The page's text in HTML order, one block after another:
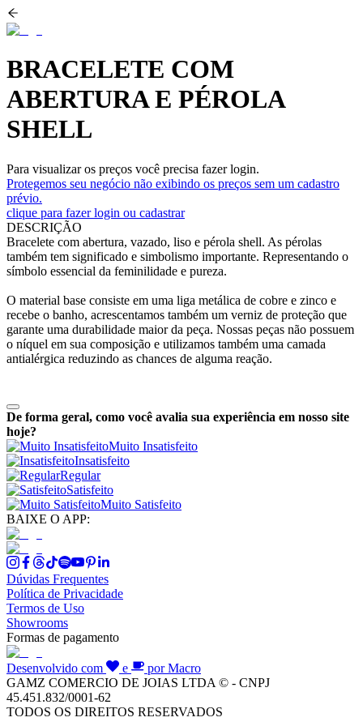
BRACELETE COM
ABERTURA E PÉROLA
SHELL
Para visualizar os preços você precisa fazer login.
Protegemos seu negócio não exibindo os preços sem um cadastro
prévio.
clique para fazer login ou cadastrar
DESCRIÇÃO
Bracelete com abertura, vazado, liso e pérola shell. As pérolas
também tem significado e simbolismo importante. Representando o
símbolo essencial da feminilidade e pureza.
O material base consiste em uma liga metálica de cobre e zinco e
recebe o banho, acrescentamos também um verniz de proteção que
garante uma durabilidade maior da peça. Nossas peças não possuem
o níquel em sua composição e utilizamos também uma camada
antialérgica reduzindo as chances de alguma reação.
De forma geral, como você avalia sua experiência em nosso site
hoje?
Muito Insatisfeito
Insatisfeito
Regular
Satisfeito
Muito Satisfeito
BAIXE O APP:
Dúvidas Frequentes
Política de Privacidade
Termos de Uso
Showrooms
Formas de pagamento
Desenvolvido com e
por Macro
GAMZ COMERCIO DE JOIAS LTDA © - CNPJ
45.451.832/0001-62
TODOS OS DIREITOS RESERVADOS